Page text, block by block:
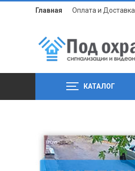
Главная Оплата и Доставка
КАТАЛОГ